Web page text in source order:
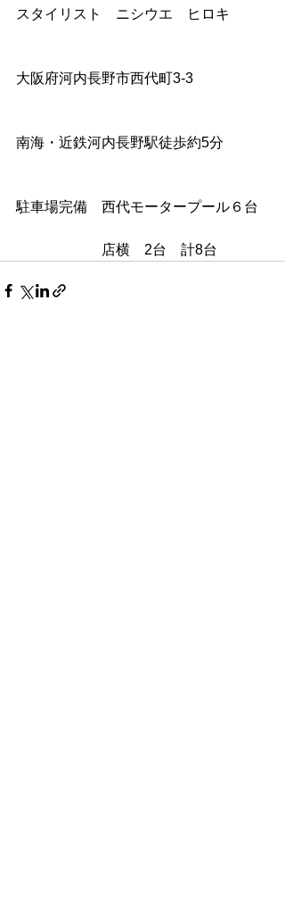
スタイリスト　ニシウエ　ヒロキ
大阪府河内長野市西代町3-3
南海・近鉄河内長野駅徒歩約5分
駐車場完備　西代モータープール６台
店横　2台　計8台